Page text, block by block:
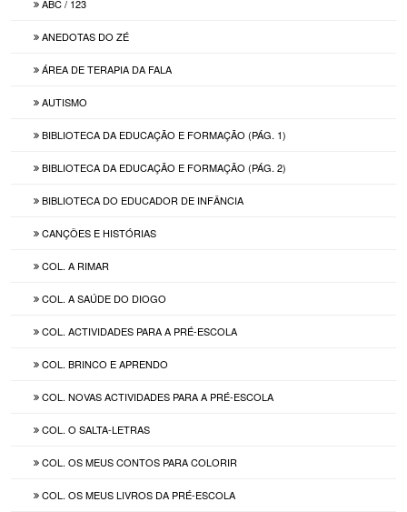
ABC / 123
ANEDOTAS DO ZÉ
ÁREA DE TERAPIA DA FALA
AUTISMO
BIBLIOTECA DA EDUCAÇÃO E FORMAÇÃO (PÁG. 1)
BIBLIOTECA DA EDUCAÇÃO E FORMAÇÃO (PÁG. 2)
BIBLIOTECA DO EDUCADOR DE INFÂNCIA
CANÇÕES E HISTÓRIAS
COL. A RIMAR
COL. A SAÚDE DO DIOGO
COL. ACTIVIDADES PARA A PRÉ-ESCOLA
COL. BRINCO E APRENDO
COL. NOVAS ACTIVIDADES PARA A PRÉ-ESCOLA
COL. O SALTA-LETRAS
COL. OS MEUS CONTOS PARA COLORIR
COL. OS MEUS LIVROS DA PRÉ-ESCOLA